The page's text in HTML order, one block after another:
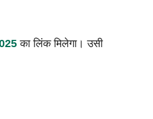
का लिंक मिलेगा। उसी